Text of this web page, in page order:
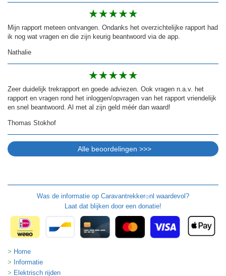
Mijn rapport meteen ontvangen. Ondanks het overzichtelijke rapport had
ik nog wat vragen en die zijn keurig beantwoord via de app.
Nathalie
Zeer duidelijk trekrapport en goede adviezen. Ook vragen n.a.v. het
rapport en vragen rond het inloggen/opvragen van het rapport vriendelijk
en snel beantwoord. Al met al zijn geld méér dan waard!
Thomas Stokhof
Was de informatie op Caravantrekker🙂nl waardevol?
Laat dat blijken door een donatie!
Home
Informatie
Elektrisch rijden